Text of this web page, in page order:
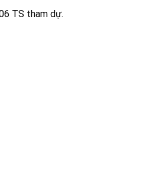
TS tham dự.